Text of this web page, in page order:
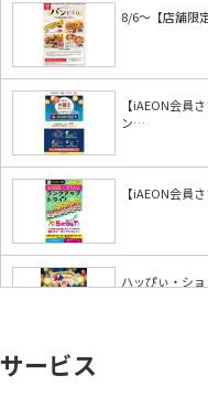
8/6～【店舗限
【iAEON会員
ン…
【iAEON会員
ハッぴぃ・シ
サービス